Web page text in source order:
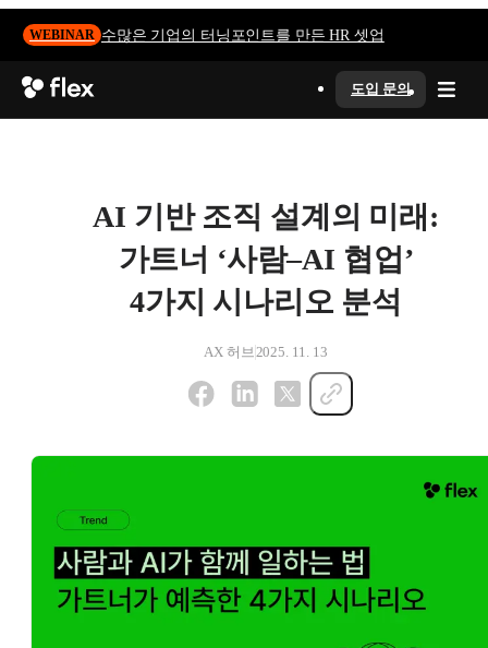
WEBINAR 수많은 기업의 터닝포인트를 만든 HR 셋업
도입 문의
AI 기반 조직 설계의 미래:
가트너 ‘사람–AI 협업’
4가지 시나리오 분석
AX 허브 2025. 11. 13